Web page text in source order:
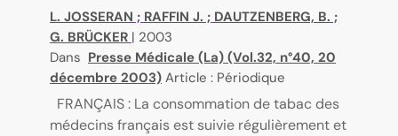
L. JOSSERAN ; RAFFIN J. ; DAUTZENBERG, B. ;
G. BRÜCKER | 2003
Dans Presse Médicale (La) (Vol.32, n°40, 20
décembre 2003) Article : Périodique
FRANÇAIS : La consommation de tabac des
médecins français est suivie régulièrement et